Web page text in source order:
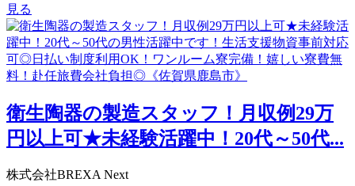
見る
衛生陶器の製造スタッフ！月収例29万
円以上可★未経験活躍中！20代～50代...
株式会社BREXA Next